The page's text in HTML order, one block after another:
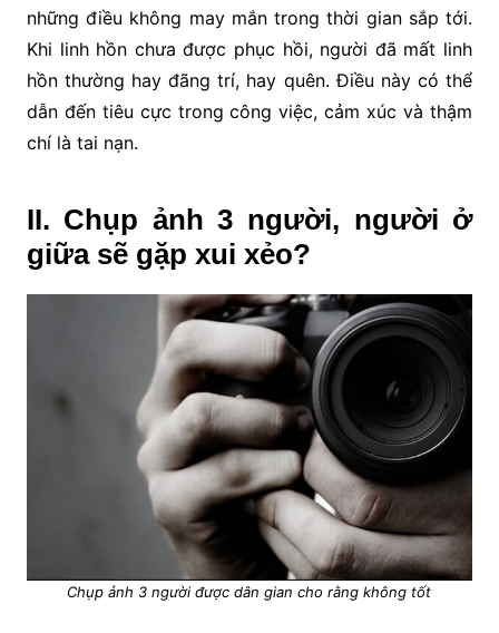
những điều không may mắn trong thời gian sắp tới.
Khi linh hồn chưa được phục hồi, người đã mất linh
hồn thường hay đãng trí, hay quên. Điều này có thể
dẫn đến tiêu cực trong công việc, cảm xúc và thậm
chí là tai nạn.
II. Chụp ảnh 3 người, người ở
giữa sẽ gặp xui xẻo?
Chụp ảnh 3 người được dân gian cho rằng không tốt